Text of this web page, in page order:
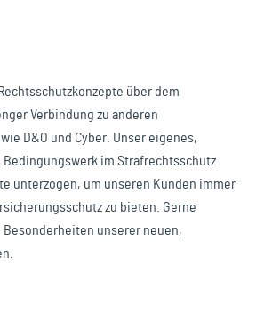
über dem
Verbindung zu anderen
D&O und Cyber. Unser eigenes,
im Strafrechtsschutz
unterzogen, um unseren Kunden immer
zu bieten. Gerne
unserer neuen,